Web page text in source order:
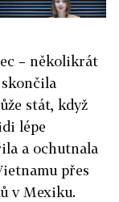
– několikrát
stát, když
lépe
a ochutnala
přes
v Mexiku.